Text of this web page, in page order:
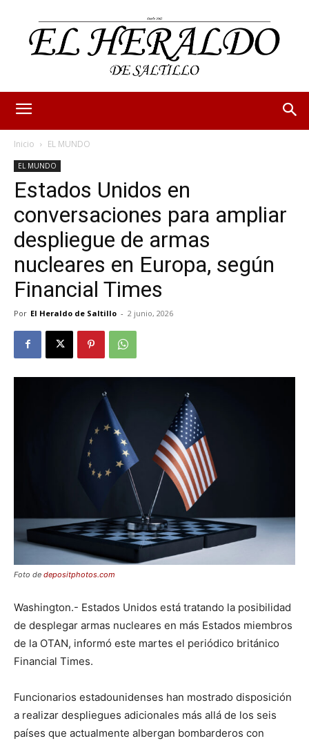
Inicio EL MUNDO
EL MUNDO
Estados Unidos en
conversaciones para ampliar
despliegue de armas
nucleares en Europa, según
Financial Times
Por El Heraldo de Saltillo - 2 junio, 2026
Foto de depositphotos.com
Washington.- Estados Unidos está tratando la posibilidad
de desplegar armas nucleares en más Estados miembros
de la OTAN, informó este martes el periódico británico
Financial Times.
Funcionarios estadounidenses han mostrado disposición
a realizar despliegues adicionales más allá de los seis
países que actualmente albergan bombarderos con